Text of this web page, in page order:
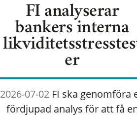
FI analyserar
bankers interna
er
2026-07-02FI ska genomföra
fördjupad analys för att få